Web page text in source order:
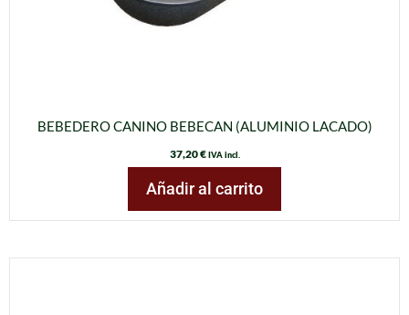
BEBEDERO CANINO BEBECAN (ALUMINIO LACADO)
37,20€ IVA incl.
Añadir al carrito